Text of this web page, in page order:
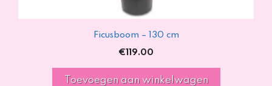
Ficusboom – 130 cm
€119.00
Toevoegen aan winkelwagen